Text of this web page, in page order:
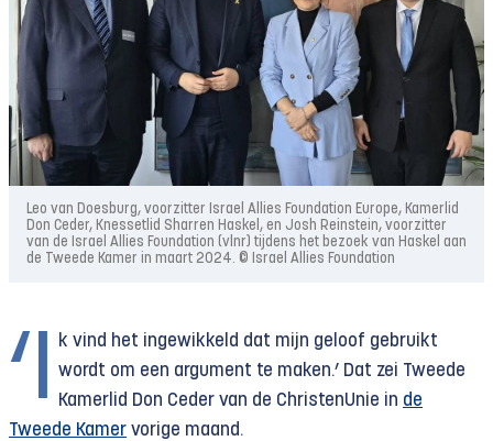
Leo van Doesburg, voorzitter Israel Allies Foundation Europe, Kamerlid
Don Ceder, Knessetlid Sharren Haskel, en Josh Reinstein, voorzitter
van de Israel Allies Foundation (vlnr) tijdens het bezoek van Haskel aan
de Tweede Kamer in maart 2024. © Israel Allies Foundation
‘I
k vind het ingewikkeld dat mijn geloof gebruikt
wordt om een argument te maken.’ Dat zei Tweede
Kamerlid Don Ceder van de ChristenUnie in de
Tweede Kamer vorige maand.